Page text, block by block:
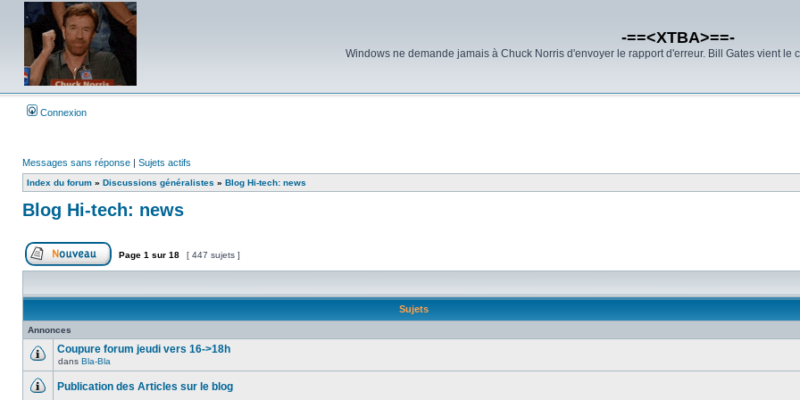
-==<XTBA>==-
Windows ne demande jamais à Chuck Norris d'envoyer le rapport d'erreur. Bill Gates vient le
Connexion
Messages sans réponse | Sujets actifs
Index du forum » Discussions généralistes » Blog Hi-tech: news
Blog Hi-tech: news
Poster un nouveau sujet
Page 1 sur 18 [ 447 sujets ]
Sujets
Annonces
Aucun
non
Coupure forum jeudi vers 16->18h
dans Bla-Bla
Publication des Articles sur le blog